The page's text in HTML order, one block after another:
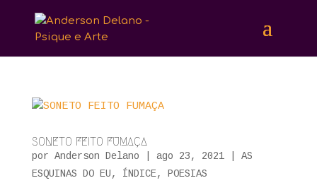
SONETO FEITO FUMAÇA
por Anderson Delano ago 23, 2021| AS
ESQUINAS DO EU, ÍNDICE, POESIAS